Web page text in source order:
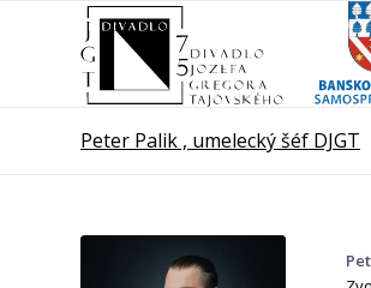
Peter Palik , umelecký šéf DJGT